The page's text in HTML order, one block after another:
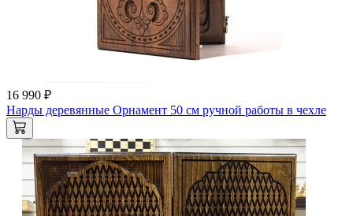
16 990 ₽
Нарды деревянные Орнамент 50 см ручной работы в чехле